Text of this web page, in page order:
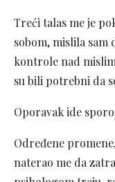
Treći talas me je
sobom, mislila sam
kontrole nad
su bili potrebni da
Oporavak ide
Određene
naterao me da